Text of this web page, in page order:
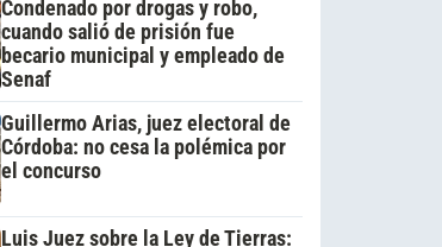
Condenado por drogas y robo,
cuando salió de prisión fue
becario municipal y empleado de
Senaf
Guillermo Arias, juez electoral de
Córdoba: no cesa la polémica por
el concurso
Luis Juez sobre la Ley de Tierras: